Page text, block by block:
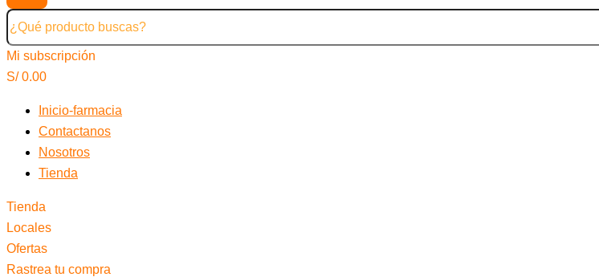
Mi subscripción
S/0.00
Inicio-farmacia
Contactanos
Nosotros
Tienda
Tienda
Locales
Ofertas
Rastrea tu compra